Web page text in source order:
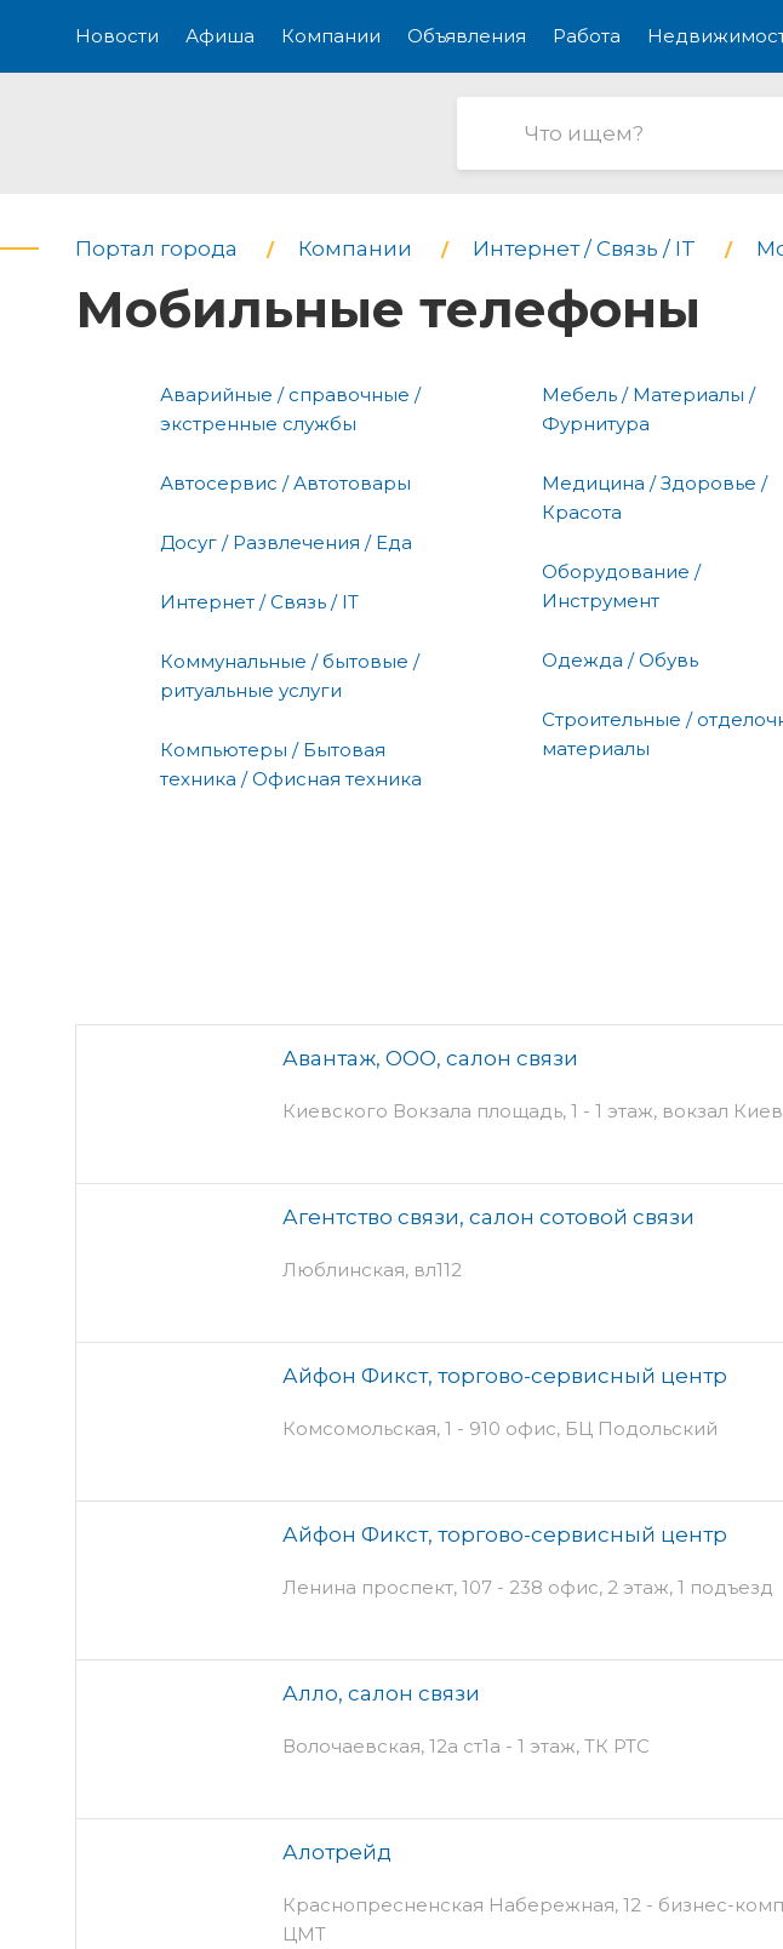
Новости Афиша Компании Объявления Работа
Портал города Компании Интернет / Связь / IT
Мобильные телефоны
Аварийные / справочные /
экстренные службы
Автосервис / Автотовары
Досуг / Развлечения / Еда
Интернет / Связь / IT
Коммунальные / бытовые /
ритуальные услуги
Компьютеры / Бытовая
техника / Офисная техника
Мебель / Материалы /
Фурнитура
Медицина / Здоровье /
Красота
Оборудование /
Инструмент
Одежда / Обувь
Строительные /
материалы
Авантаж, ООО, салон связи
Киевского Вокзала площадь, 1 - 1 этаж, вокзал
Агентство связи, салон сотовой связи
Люблинская, вл112
Айфон Фикст, торгово-сервисный центр
Комсомольская, 1 - 910 офис, БЦ Подольский
Айфон Фикст, торгово-сервисный центр
Ленина проспект, 107 - 238 офис, 2 этаж, 1 подъезд
Алло, салон связи
Волочаевская, 12а ст1а - 1 этаж, ТК РТС
Алотрейд
Краснопресненская Набережная, 12 - бизнес-
ЦМТ